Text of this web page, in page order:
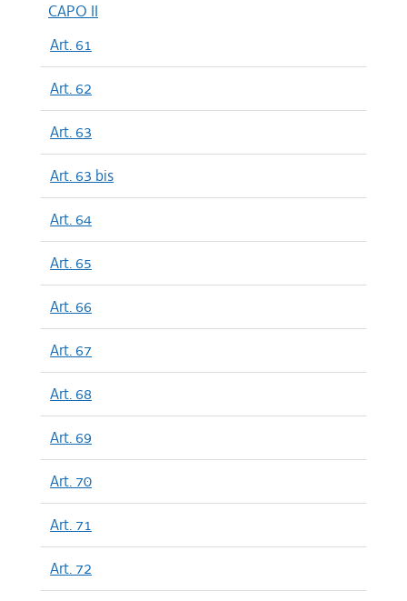
CAPO II
Art. 61
Art. 62
Art. 63
Art. 63 bis
Art. 64
Art. 65
Art. 66
Art. 67
Art. 68
Art. 69
Art. 70
Art. 71
Art. 72